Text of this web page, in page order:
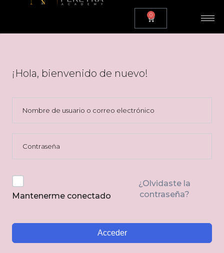
0
¡Hola, bienvenido de nuevo!
Mantenerme conectado
¿Olvidaste la
contraseña?
Acceder